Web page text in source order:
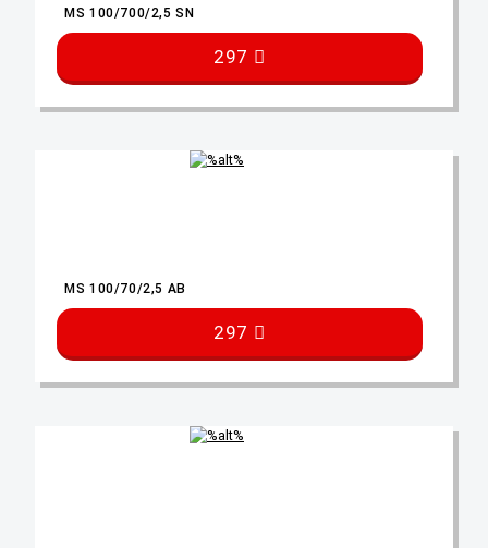
MS 100/700/2,5 SN
297
MS 100/70/2,5 AB
297